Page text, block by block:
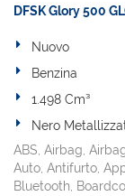
DFSK Glory 500
Nuovo
Benzina
1.498 Cm³
Nero
ABS, Airbag,
Auto, Antifurto,
Bluetooth,